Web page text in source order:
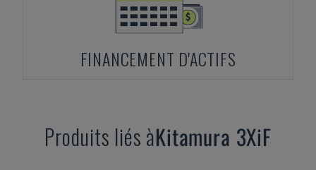
FINANCEMENT D'ACTIFS
Produits liés àKitamura 3XiF